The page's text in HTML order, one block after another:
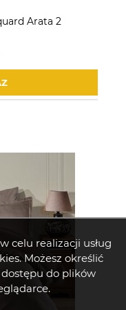
celu realizacji usług
Możesz określić
do plików
Arata 2